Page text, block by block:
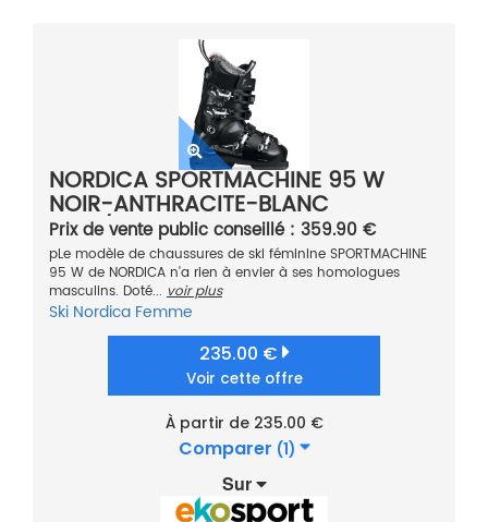
NORDICA SPORTMACHINE 95 W
NOIR-ANTHRACITE-BLANC
NOIR/GRIS .5 2021
Prix de vente public conseillé : 359.90 €
pLe modèle de chaussures de ski féminine SPORTMACHINE
95 W de NORDICA n'a rien à envier à ses homologues
masculins. Doté... voir plus
Ski Nordica Femme
235.00 €
Voir cette offre
À partir de 235.00 €
Comparer (1)
Sur